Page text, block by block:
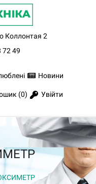
Коллонтая 2
72 49
Новини
(0) Увійти